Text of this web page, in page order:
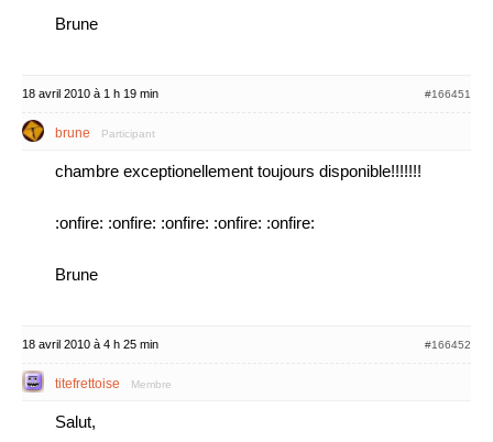
Brune
18 avril 2010 à 1 h 19 min #166451
brune Participant
chambre exceptionellement toujours disponible!!!!!!!
:onfire: :onfire: :onfire: :onfire: :onfire:
Brune
18 avril 2010 à 4 h 25 min #166452
titefrettoise Membre
Salut,